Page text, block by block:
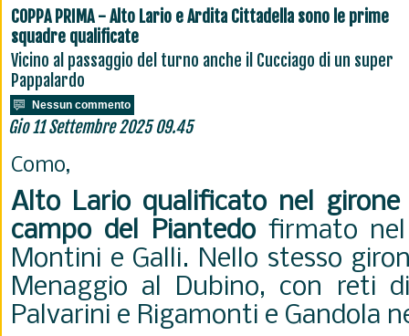
COPPA PRIMA - Alto Lario e Ardita Cittadella sono le prime
squadre qualificate
Vicino al passaggio del turno anche il Cucciago di un super
Pappalardo
Nessun commento
Gio 11 Settembre 2025 09.45
Como,
Alto Lario qualificato nel
campo del Piantedofirmato nel
Montini e Galli. Nello stesso
Menaggio al Dubino, con reti
Palvarini e Rigamonti e Gandola